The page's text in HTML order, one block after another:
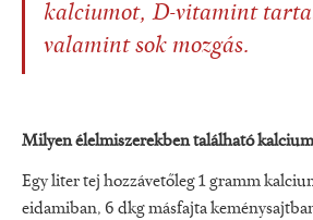
kalciumot, D-vitamint
valamint sok mozgás.
Milyen élelmiszerekben található
Egy liter tej hozzávetőleg 1 gramm
eidamiban, 6 dkg másfajta